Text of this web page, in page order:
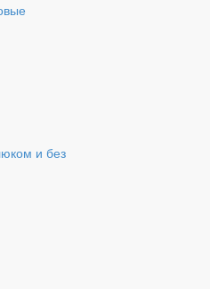
и без